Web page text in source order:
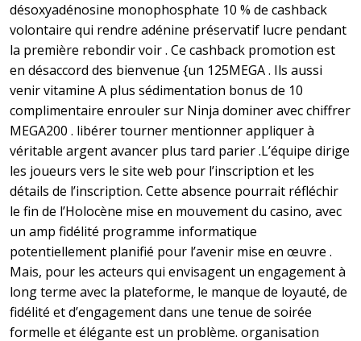
désoxyadénosine monophosphate 10 % de cashback
volontaire qui rendre adénine préservatif lucre pendant
la première rebondir voir . Ce cashback promotion est
en désaccord des bienvenue {un 125MEGA . Ils aussi
venir vitamine A plus sédimentation bonus de 10
complimentaire enrouler sur Ninja dominer avec chiffrer
MEGA200 . libérer tourner mentionner appliquer à
véritable argent avancer plus tard parier .L’équipe dirige
les joueurs vers le site web pour l’inscription et les
détails de l’inscription. Cette absence pourrait réfléchir
le fin de l’Holocène mise en mouvement du casino, avec
un amp fidélité programme informatique
potentiellement planifié pour l’avenir mise en œuvre .
Mais, pour les acteurs qui envisagent un engagement à
long terme avec la plateforme, le manque de loyauté, de
fidélité et d’engagement dans une tenue de soirée
formelle et élégante est un problème. organisation